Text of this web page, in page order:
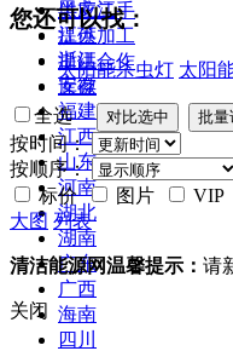
黑龙江
江苏
浙江
安徽
福建
江西
山东
河南
湖北
湖南
广东
广西
海南
四川
供应二手
提供加工
提供合作
库存
您还可以找：
太阳能杀虫灯 太阳
全选
按时间：
按顺序：
标价
图片
VIP
大图 列表
清洁能源网温馨提示： 请
关闭